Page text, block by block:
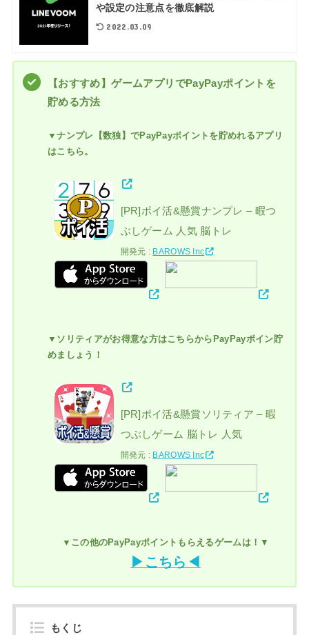
や設定の注意点を徹底解説
2022.03.09
【おすすめ】ゲームアプリでPayPayポイントを
貯める方法
▼ナンプレ【数独】でPayPayポイントを貯めれるアプリ
はこちら。
[PR]ポイ活&懸賞ナンプレ – 暇つ
ぶしゲーム 人気 脳トレ
開発元 : BAROWS Inc
▼ソリティアがお得意な方はこちらからPayPayポイン貯
めましょう！
[PR]ポイ活&懸賞ソリティア – 暇
つぶしゲーム 脳トレ 人気
開発元 : BAROWS Inc
▼この他のPayPayポイントもらえるゲームは！ ▼
▶こちら◀
もくじ